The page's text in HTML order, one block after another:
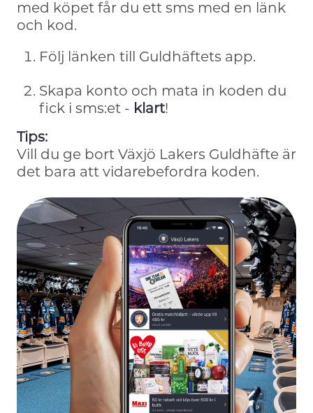
med köpet får du ett sms med en länk
och kod.
Följ länken till Guldhäftets app.
Skapa konto och mata in koden du
fick i sms:et - klart!
Tips:
Vill du ge bort Växjö Lakers Guldhäfte är
det bara att vidarebefordra koden.